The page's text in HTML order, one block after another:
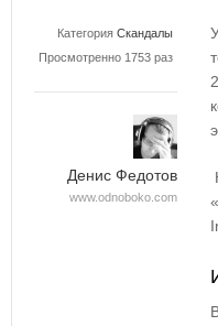
Категория Скандалы
Просмотренно 1753 раз
Денис Федотов
www.odnoboko.com